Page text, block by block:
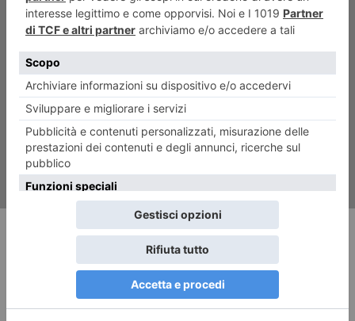
ARTICOLO SUCCESSIVO
33 editori piemontesi alla
Buchmesse
RECENTI: